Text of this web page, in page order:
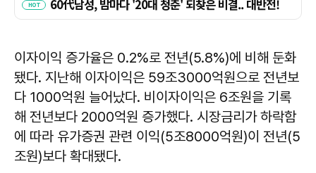
이자이익 증가율은 0.2%로 전년(5.8%)에 비해 둔화
됐다. 지난해 이자이익은 59조3000억원으로 전년보
다 1000억원 늘어났다. 비이자이익은 6조원을 기록
해 전년보다 2000억원 증가했다. 시장금리가 하락함
에 따라 유가증권 관련 이익(5조8000억원)이 전년(5
조원)보다 확대됐다.